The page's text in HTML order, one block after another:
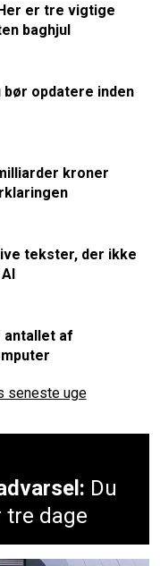
er tre vigtige
baghjul
opdatere inden
kroner
tekster, der ikke
antallet af
seneste uge
Du
tre dage